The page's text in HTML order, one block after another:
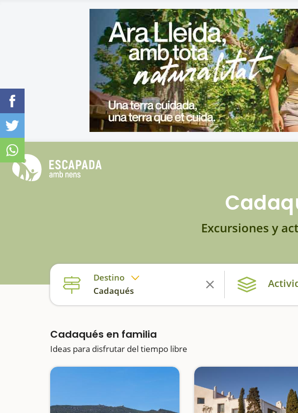
Excursiones y
Destino
Cadaqués
Cadaqués en familia
Ideas para disfrutar del tiempo libre